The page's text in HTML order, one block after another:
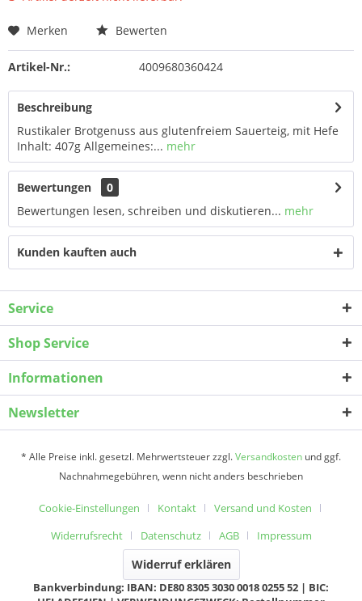
Merken Bewerten
Artikel-Nr.: 4009680360424
Beschreibung
Rustikaler Brotgenuss aus glutenfreiem Sauerteig, mit Hefe
Inhalt: 407g Allgemeines:... mehr
Bewertungen
0
Bewertungen lesen, schreiben und diskutieren... mehr
Kunden kauften auch
Service
Shop Service
Informationen
Newsletter
* Alle Preise inkl. gesetzl. Mehrwertsteuer zzgl.Versandkosten und ggf.
Nachnahmegebühren, wenn nicht anders beschrieben
Cookie-Einstellungen Kontakt
Versand und Kosten
Widerrufsrecht
Datenschutz AGB Impressum
Widerruf erklären
Bankverbindung: IBAN: DE80 8305 3030 0018 0255 52 | BIC: